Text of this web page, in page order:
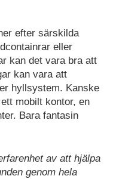
efter särskilda
eller
kan det vara bra att
kan vara att
hyllsystem. Kanske
mobilt kontor, en
Bara fantasin
av att hjälpa
genom hela